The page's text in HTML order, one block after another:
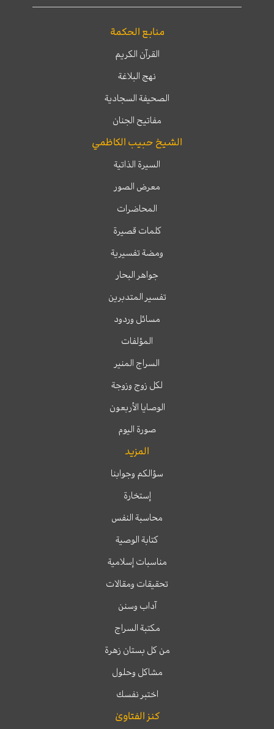
منابع الحكمة
القرآن الكريم
نهج البلاغة
الصحيفة السجادية
مفاتيح الجنان
الشيخ حبيب الكاظمي
السيرة الذاتية
معرض الصور
المحاضرات
كلمات قصيرة
ومضة تفسيرية
جواهر البحار
تفسير المتدبرين
مسائل وردود
المؤلفات
السراج المنير
لكل زوج وزوجة
الوصايا الأربعون
صورة اليوم
المزيد
سؤالكم وجوابنا
إستخارة
محاسبة النفس
كتابة الوصية
مناسبات إسلامية
تحقيقات ومقالات
آداب وسنن
مكتبة السراج
من كل بستان زهرة
مشاكل وحلول
اختبر نفسك
كنز الفتاوىٰ